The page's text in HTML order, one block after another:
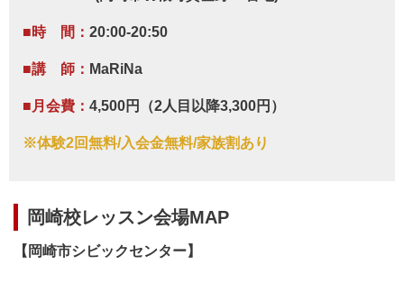
■時 間： 20:00-20:50
■講 師： MaRiNa
■月会費： 4,500円（2人目以降3,300円）
※体験2回無料/入会金無料/家族割あり
岡崎校レッスン会場MAP
【岡崎市シビックセンター】